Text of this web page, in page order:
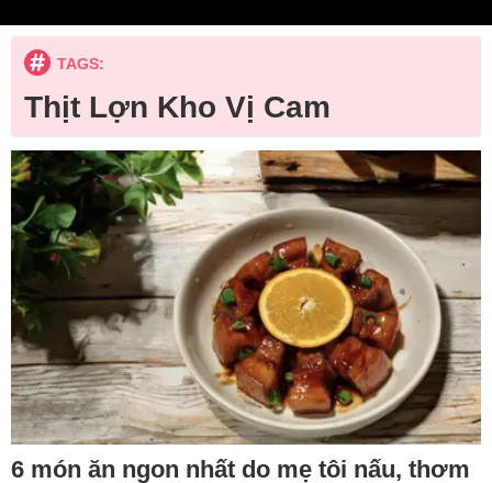
TAGS:
Thịt Lợn Kho Vị Cam
6 món ăn ngon nhất do mẹ tôi nấu, thơm